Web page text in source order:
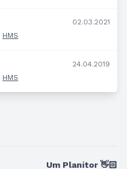
02.03.2021
HMS
24.04.2019
HMS
Um Planitor 👋🏻